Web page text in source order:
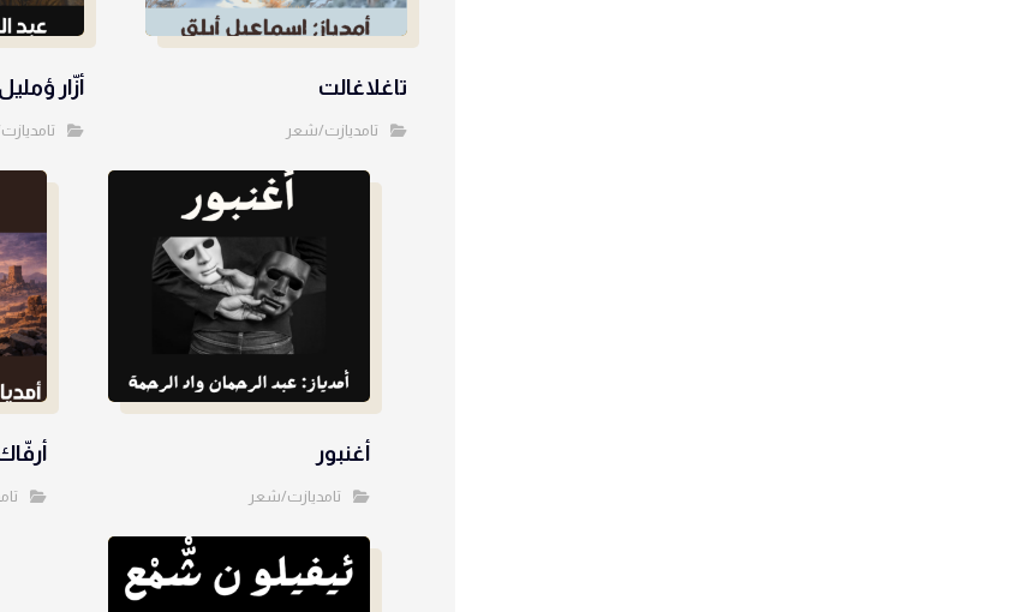
تاغلاغالت
تامديازت/شعر
أزّار ؤمليل
أغنبور
تامديازت/شعر